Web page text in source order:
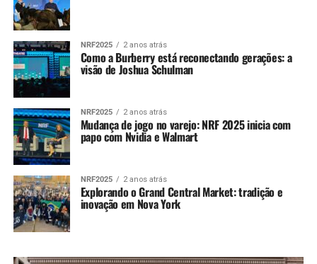
NRF2025 2 anos atrás
Como a Burberry está reconectando gerações: a
visão de Joshua Schulman
NRF2025 2 anos atrás
Mudança de jogo no varejo: NRF 2025 inicia com
papo com Nvidia e Walmart
NRF2025 2 anos atrás
Explorando o Grand Central Market: tradição e
inovação em Nova York